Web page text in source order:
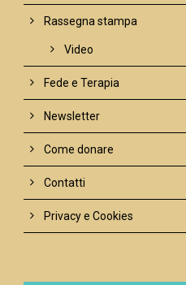
Rassegna stampa
Video
Fede e Terapia
Newsletter
Come donare
Contatti
Privacy e Cookies